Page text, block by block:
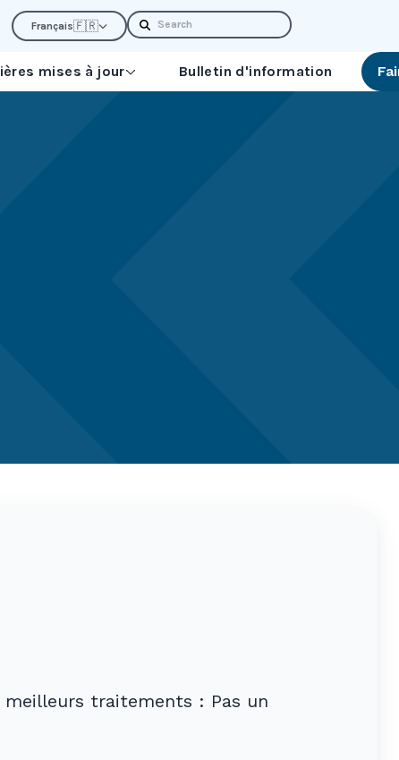
Français🇫🇷 Search
mises à jour Bulletin d'information
traitements : Pas un